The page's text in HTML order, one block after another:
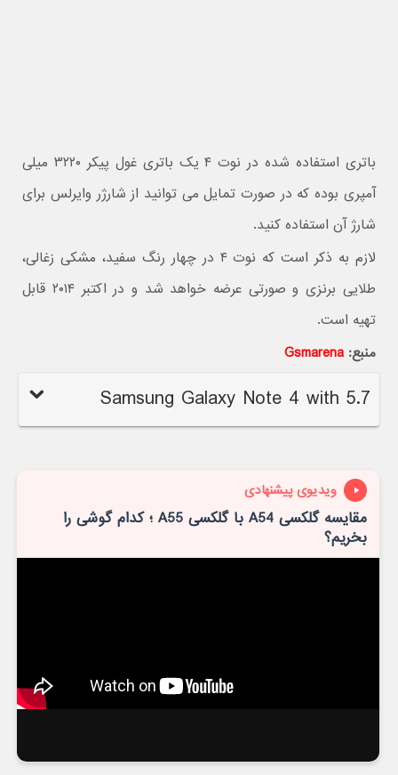
باتری استفاده شده در نوت ۴ یک باتری غول پیکر ۳۲۲۰ میلی
آمپری بوده که در صورت تمایل می توانید از شارژر وایرلس برای
شارژ آن استفاده کنید.
لازم به ذکر است که نوت ۴ در چهار رنگ سفید، مشکی زغالی،
طلایی برنزی و صورتی عرضه خواهد شد و در اکتبر ۲۰۱۴ قابل
تهیه است.
منبع:Gsmarena
Samsung Galaxy Note 4 with 5.7
ویدیوی پیشنهادی
مقایسه گلکسی A54 با گلکسی A55 ؛ کدام گوشی را
بخریم؟